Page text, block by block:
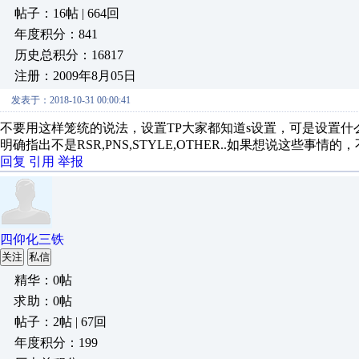
帖子：16帖 | 664回
年度积分：841
历史总积分：16817
注册：2009年8月05日
发表于：2018-10-31 00:00:41
不要用这样笼统的说法，设置TP大家都知道s设置，可是设置什
明确指出不是RSR,PNS,STYLE,OTHER..如果想说这些事情的，
回复 引用 举报
四仰化三铁
关注 私信
精华：0帖
求助：0帖
帖子：2帖 | 67回
年度积分：199